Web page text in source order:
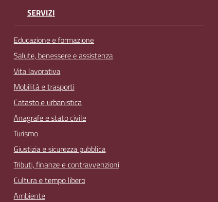
SERVIZI
Educazione e formazione
Salute, benessere e assistenza
Vita lavorativa
Mobilità e trasporti
Catasto e urbanistica
Anagrafe e stato civile
Turismo
Giustizia e sicurezza pubblica
Tributi, finanze e contravvenzioni
Cultura e tempo libero
Ambiente